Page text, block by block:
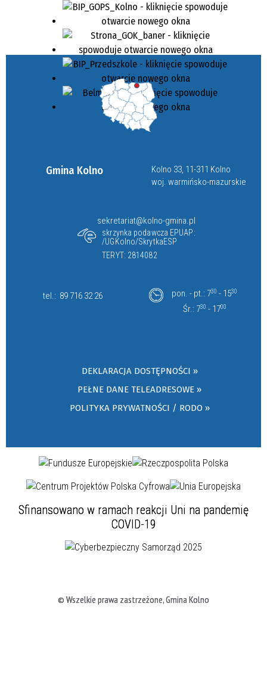
Gmina Kolno
Kolno 33, 11-311 Kolno
woj. warmińsko-mazurskie
sekretariat@kolno-gmina.pl
skrzynka podawcza EPUAP:
/UGKolno/SkrytkaESP
TERYT: 2814082
tel.: 89 716 32 26 pon. - pt.: 730 - 1530
Śr.: 730 - 1700
DEKLARACJA DOSTĘPNOŚCI »
PEŁNE DANE TELEADRESOWE »
POLITYKA PRYWATNOŚCI / RODO »
Sfinansowano w ramach reakcji Uni na pandemię
COVID-19
© Wszelkie prawa zastrzeżone, Gmina Kolno